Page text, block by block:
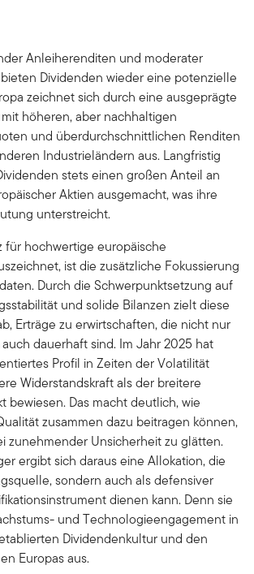
Anleiherenditen und moderater
Dividenden wieder eine potenzielle
zeichnet sich durch eine ausgeprägte
höheren, aber nachhaltigen
und überdurchschnittlichen Renditen
Industrieländern aus. Langfristig
stets einen großen Anteil an
Aktien ausgemacht, was ihre
unterstreicht.
für hochwertige europäische
ist die zusätzliche Fokussierung
Durch die Schwerpunktsetzung auf
und solide Bilanzen zielt diese
Erträge zu erwirtschaften, die nicht nur
dauerhaft sind. Im Jahr 2025 hat
Profil in Zeiten der Volatilität
Widerstandskraft als der breitere
bewiesen. Das macht deutlich, wie
zusammen dazu beitragen können,
zunehmender Unsicherheit zu glätten.
ergibt sich daraus eine Allokation, die
sondern auch als defensiver
dienen kann. Denn sie
und Technologieengagement in
Dividendenkultur und den
Europas aus.